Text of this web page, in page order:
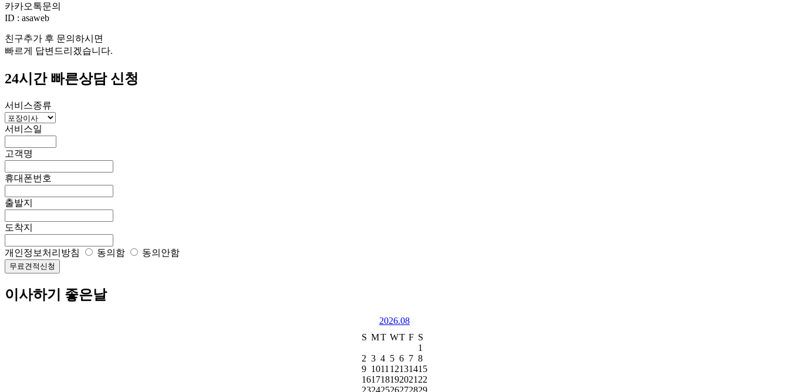
카카오톡문의
ID : asaweb
친구추가 후 문의하시면
빠르게 답변드리겠습니다.
24시간 빠른상담 신청
서비스종류
서비스일
고객명
휴대폰번호
출발지
도착지
개인정보처리방침 동의함 동의안함
무료견적신청
이사하기 좋은날
2026.08
S MT WT F S
1
2 3 4 5 6 7 8
9 1011 12131415
161718192021 22
23242526272829